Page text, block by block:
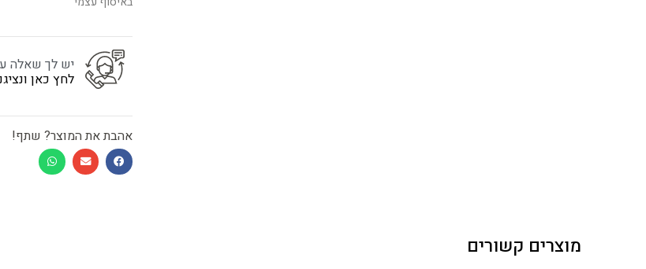
יש לך שאלה
לחץ כאן
אהבת את המוצר? שתף!
מוצרים קשורים